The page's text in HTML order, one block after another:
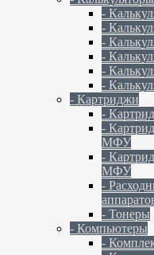
-
-
-
-
-
-
- Картриджи
-
-
МФУ
-
МФУ
-
- Тонеры
- Компьютеры
-